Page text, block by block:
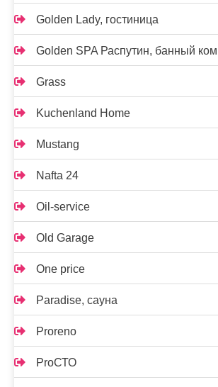
Golden Lady, гостиница
Golden SPA Распутин, банный
Grass
Kuchenland Home
Mustang
Nafta 24
Oil-service
Old Garage
One price
Paradise, сауна
Proreno
ProСТО